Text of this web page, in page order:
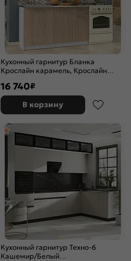
Кухонный гарнитур Бланка
Крослайн карамель, Крослайн
16 740₽
В корзину
Кухонный гарнитур Техно-6
Кашемир/Белый